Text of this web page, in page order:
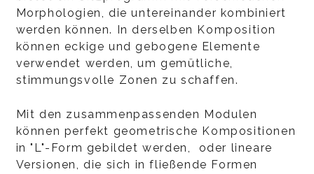
Morphologien, die untereinander kombiniert
werden können. In derselben Komposition
können eckige und gebogene Elemente
verwendet werden, um gemütliche,
stimmungsvolle Zonen zu schaffen.
Mit den zusammenpassenden Modulen
können perfekt geometrische Kompositionen
in "L"-Form gebildet werden, oder lineare
Versionen, die sich in fließende Formen